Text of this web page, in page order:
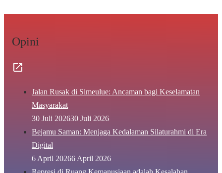
Opini
Jalan Rusak di Simeulue: Ancaman bagi Keselamatan
Masyarakat
30 Juli 202630 Juli 2026
Bejamu Saman: Menjaga Kedalaman Silaturahmi di Era
Digital
6 April 20266 April 2026